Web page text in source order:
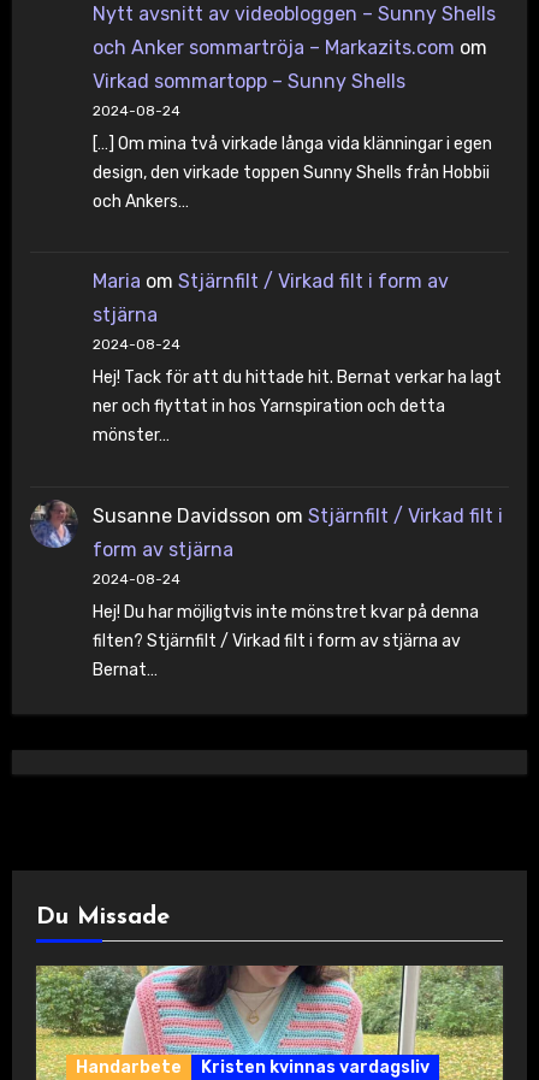
Nytt avsnitt av videobloggen – Sunny Shells
och Anker sommartröja – Markazits.com om
Virkad sommartopp – Sunny Shells
2024-08-24
[…] Om mina två virkade långa vida klänningar i egen
design, den virkade toppen Sunny Shells från Hobbii
och Ankers…
Maria om Stjärnfilt / Virkad filt i form av
stjärna
2024-08-24
Hej! Tack för att du hittade hit. Bernat verkar ha lagt
ner och flyttat in hos Yarnspiration och detta
mönster…
Susanne Davidsson om Stjärnfilt / Virkad filt i
form av stjärna
2024-08-24
Hej! Du har möjligtvis inte mönstret kvar på denna
filten? Stjärnfilt / Virkad filt i form av stjärna av
Bernat…
Du Missade
Handarbete
Kristen kvinnas vardagsliv